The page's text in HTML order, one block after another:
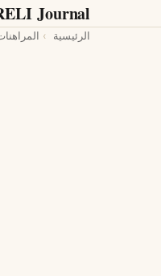
Journal
الرئيسية